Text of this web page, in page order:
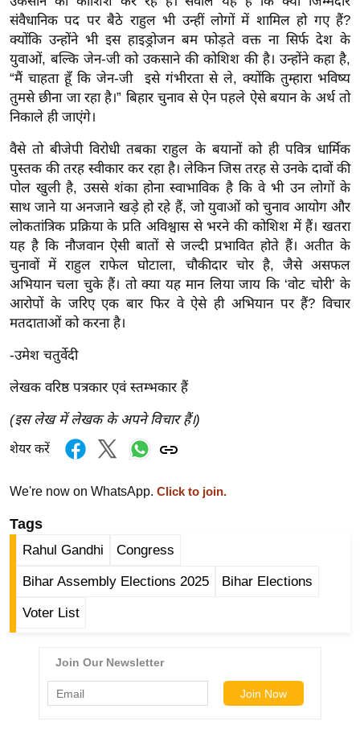
/
फै
श
न
घ
रे
लू
नु
स्खे
प
र्य
ट
न
स्थ
ल
ट
ने
मं
त्रा
ले
न
शि
प
ज
संवैधानिक पद पर बैठे राहुल भी उन्हीं लोगों में शामिल हो गए हैं?
क्योंकि उन्होंने भी इस हाइड्रोजन बम फोड़ते वक्त ना सिर्फ देश के
युवाओं, बल्कि जेन-जी को उकसाने की कोशिश की है। उन्होंने कहा है,
“मैं चाहता हूँ कि जेन-जी इसे गंभीरता से ले, क्योंकि तुम्हारा भविष्य
तुमसे छीना जा रहा है।” बिहार चुनाव से ऐन पहले ऐसे बयान के अर्थ तो
निकाले ही जाएंगे।
वैसे तो बीजेपी विरोधी तबका राहुल के बयानों को ही पवित्र धार्मिक
पुस्तक की तरह स्वीकार कर रहा है। लेकिन जिस तरह से उनके दावों की
पोल खुली है, उससे शंका होना स्वाभाविक है कि वे भी उन लोगों के
साथ जाने या अनजाने खड़े हो रहे हैं, जो युवाओं को चुनाव आयोग और
लोकतांत्रिक प्रक्रिया के प्रति अविश्वास से भरने की कोशिश में हैं। खतरा
यह है कि नौजवान ऐसी बातों से जल्दी प्रभावित होते हैं। अतीत के
चुनावों में राहुल राफेल घोटाला, चौकीदार चोर है, जैसे असफल
अभियान चला चुके हैं। तो क्या यह मान लिया जाय कि ‘वोट चोरी’ के
आरोपों के जरिए एक बार फिर वे ऐसे ही अभियान पर हैं? विचार
मतदाताओं को करना है।
-उमेश चतुर्वेदी
लेखक वरिष्ठ पत्रकार एवं स्तम्भकार हैं
(इस लेख में लेखक के अपने विचार हैं।)
शेयर करें
We're now on WhatsApp. Click to join.
Tags
Rahul Gandhi Congress
Bihar Assembly Elections 2025 Bihar Elections
Voter List